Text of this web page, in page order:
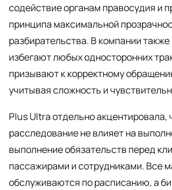
содействие органам правосудия и
принципа максимальной
разбирательства. В компании
избегают любых односторонних
призывают к корректному
учитывая сложность и
Plus Ultra отдельно акцентировала,
расследование не влияет на
выполнение обязательств перед
пассажирами и сотрудниками. Все
обслуживаются по расписанию, а